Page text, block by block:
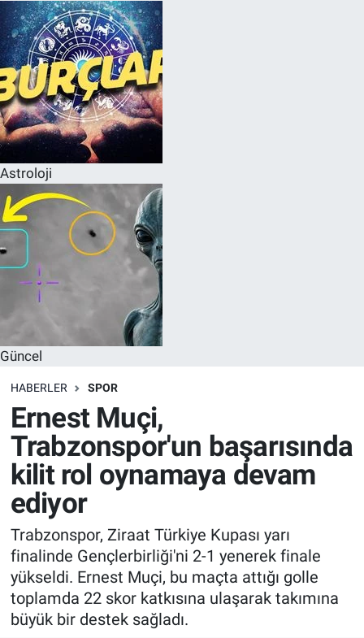
Astroloji
Güncel
HABERLER SPOR
Ernest Muçi,
Trabzonspor'un başarısında
kilit rol oynamaya devam
ediyor
Trabzonspor, Ziraat Türkiye Kupası yarı
finalinde Gençlerbirliği'ni 2-1 yenerek finale
yükseldi. Ernest Muçi, bu maçta attığı golle
toplamda 22 skor katkısına ulaşarak takımına
büyük bir destek sağladı.